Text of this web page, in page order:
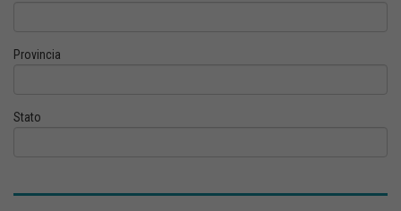
Provincia
Stato